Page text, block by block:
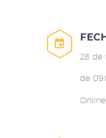


28 de
de